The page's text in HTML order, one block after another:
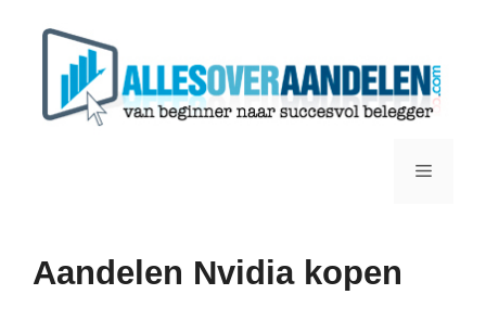
Menu
Aandelen Nvidia kopen